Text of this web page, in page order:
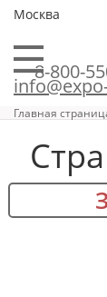
Москва
8-800-
Главная